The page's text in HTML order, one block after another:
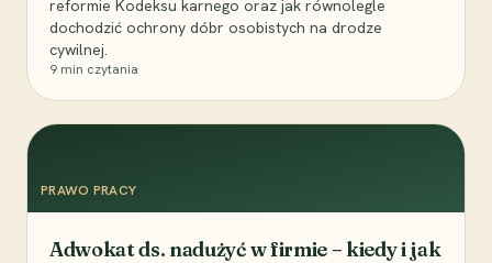
reformie Kodeksu karnego oraz jak równolegle
dochodzić ochrony dóbr osobistych na drodze
cywilnej.
9 min czytania
PRAWO PRACY
Adwokat ds. nadużyć w firmie – kiedy i jak